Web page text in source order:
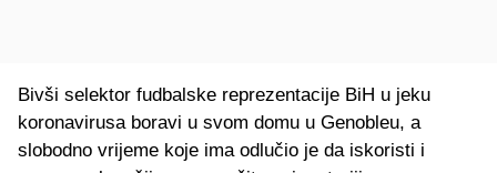
Bivši selektor fudbalske reprezentacije BiH u jeku
koronavirusa boravi u svom domu u Genobleu, a
slobodno vrijeme koje ima odlučio je da iskoristi i